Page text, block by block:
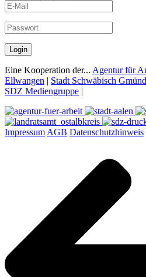
Login
Eine Kooperation der... Agentur für
Ellwangen | Stadt Schwäbisch Gmünd
SDZ Mediengruppe |
Impressum AGB Datenschutzhinweis